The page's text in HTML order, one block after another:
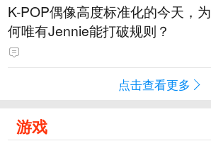
K-POP偶像高度标准化的今天，为
何唯有Jennie能打破规则？
点击查看更多
游戏